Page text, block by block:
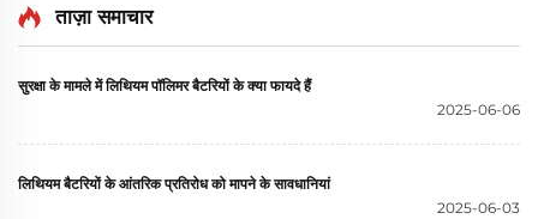
ऊर्जा भंडारण प्रणाली
ताज़ा समाचार
सुरक्षा के मामले में लिथियम पॉलिमर बैटरियों के क्या फायदे हैं
2025-06-06
लिथियम बैटरियों के आंतरिक प्रतिरोध को मापने के सावधानियां
2025-06-03